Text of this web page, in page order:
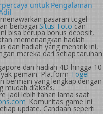
untuk Pengalaman
pasaran togel
berbagai Situs Toto dan
bisa berupa bonus deposit,
memenangkan hadiah
dan hadiah yang menarik ini,
mereka dari setiap taruhan
dan hadiah 4D hingga 10
pemain. Platform Togel
bermain yang lengkap dengan
mudah diakses.
jadi lebih tahan lama saat
. Komunitas game ini
update. Candaan seperti